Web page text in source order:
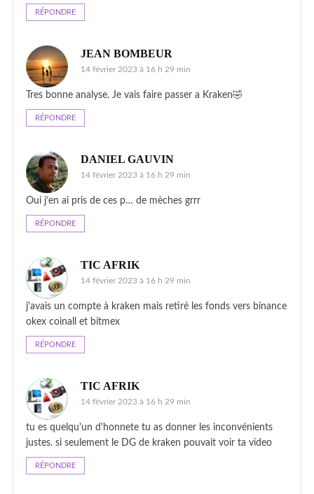
RÉPONDRE
JEAN BOMBEUR
14 février 2023 à 16 h 29 min
Tres bonne analyse. Je vais faire passer a Kraken🤣
RÉPONDRE
DANIEL GAUVIN
14 février 2023 à 16 h 29 min
Oui j’en ai pris de ces p… de mèches grrr
RÉPONDRE
TIC AFRIK
14 février 2023 à 16 h 29 min
j'avais un compte à kraken mais retiré les fonds vers binance
okex coinall et bitmex
RÉPONDRE
TIC AFRIK
14 février 2023 à 16 h 29 min
tu es quelqu'un d'honnete tu as donner les inconvénients
justes. si seulement le DG de kraken pouvait voir ta video
RÉPONDRE